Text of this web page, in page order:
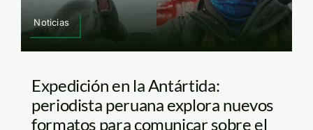
Noticias
Expedición en la Antártida:
periodista peruana explora nuevos
formatos para comunicar sobre el